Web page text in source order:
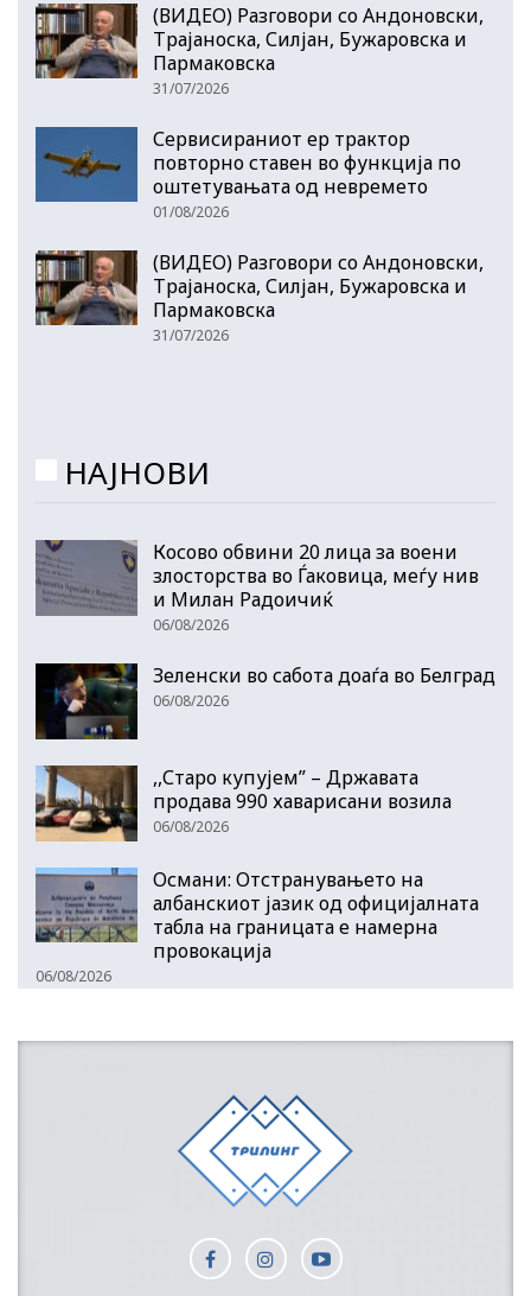
(ВИДЕО) Разговори со Андоновски,
Трајаноска, Силјан, Бужаровска и
Пармаковска
31/07/2026
Сервисираниот ер трактор
повторно ставен во функција по
оштетувањата од невремето
01/08/2026
(ВИДЕО) Разговори со Андоновски,
Трајаноска, Силјан, Бужаровска и
Пармаковска
31/07/2026
НАЈНОВИ
Косово обвини 20 лица за воени
злосторства во Ѓаковица, меѓу нив
и Милан Радоичиќ
06/08/2026
Зеленски во сабота доаѓа во Белград
06/08/2026
,,Старо купујем” – Државата
продава 990 хаварисани возила
06/08/2026
Османи: Отстранувањето на
албанскиот јазик од официјалната
табла на границата е намерна
провокација
06/08/2026